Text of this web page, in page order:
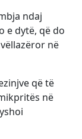
ndaj
e dytë, që do
në
që të
në